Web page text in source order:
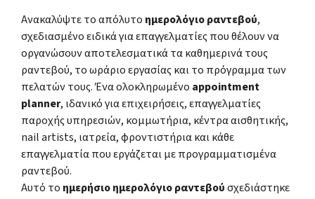
Ανακαλύψτε το απόλυτο ημερολόγιο ραντεβού,
σχεδιασμένο ειδικά για επαγγελματίες που θέλουν να
οργανώσουν αποτελεσματικά τα καθημερινά τους
ραντεβού, το ωράριο εργασίας και το πρόγραμμα των
πελατών τους. Ένα ολοκληρωμένο appointment
planner, ιδανικό για επιχειρήσεις, επαγγελματίες
παροχής υπηρεσιών, κομμωτήρια, κέντρα αισθητικής,
nail artists, ιατρεία, φροντιστήρια και κάθε
επαγγελματία που εργάζεται με προγραμματισμένα
ραντεβού.
Αυτό το ημερήσιο ημερολόγιο ραντεβούσχεδιάστηκε